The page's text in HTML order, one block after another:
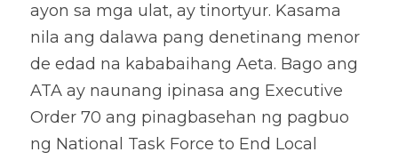
ayon sa mga ulat, ay tinortyur. Kasama
nila ang dalawa pang denetinang menor
de edad na kababaihang Aeta. Bago ang
ATA ay naunang ipinasa ang Executive
Order 70 ang pinagbasehan ng pagbuo
ng National Task Force to End Local